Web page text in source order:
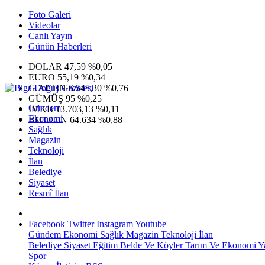
Foto Galeri
Videolar
Canlı Yayın
Günün Haberleri
DOLAR 47,59 %0,05
EURO 55,19 %0,34
G.ALTIN6.545,30 %0,76
GÜMÜŞ 95 %0,25
IMKB13.703,13 %0,11
BITCOIN 64.634 %0,88
Gündem
Ekonomi
Sağlık
Magazin
Teknoloji
İlan
Belediye
Siyaset
Resmî İlan
Facebook Twitter InstagramYoutube
Gündem Ekonomi Sağlık Magazin Teknoloji İlan
Belediye Siyaset Eğitim Belde Ve KöylerTarım Ve Ekonomi
Spor